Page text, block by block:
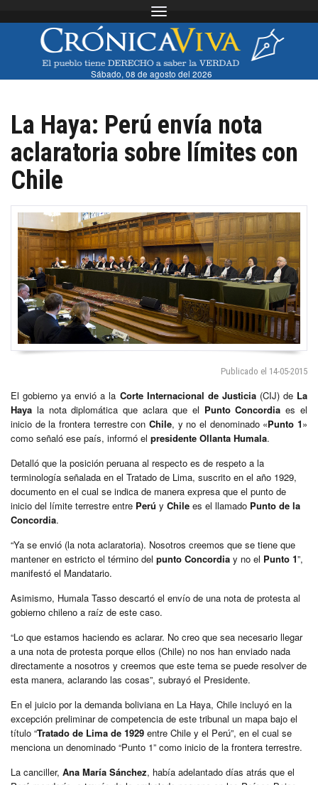
Toggle navigation
Sábado, 08 de agosto del 2026
La Haya: Perú envía nota
aclaratoria sobre límites con
Chile
Publicado el 14-05-2015
El gobierno ya envió a la Corte Internacional de Justicia(CIJ) de La
Haya la nota diplomática que aclara que el Punto Concordia es el
inicio de la frontera terrestre con Chile, y no el denominado «Punto 1»
como señaló ese país, informó el presidente Ollanta Humala.
Detalló que la posición peruana al respecto es de respeto a la
terminología señalada en el Tratado de Lima, suscrito en el año 1929,
documento en el cual se indica de manera expresa que el punto de
inicio del límite terrestre entre Perú y Chile es el llamado Punto de la
Concordia.
“Ya se envió (la nota aclaratoria). Nosotros creemos que se tiene que
mantener en estricto el término del punto Concordia y no el Punto 1”,
manifestó el Mandatario.
Asimismo, Humala Tasso descartó el envío de una nota de protesta al
gobierno chileno a raíz de este caso.
“Lo que estamos haciendo es aclarar. No creo que sea necesario llegar
a una nota de protesta porque ellos (Chile) no nos han enviado nada
directamente a nosotros y creemos que este tema se puede resolver de
esta manera, aclarando las cosas”, subrayó el Presidente.
En el juicio por la demanda boliviana en La Haya, Chile incluyó en la
excepción preliminar de competencia de este tribunal un mapa bajo el
título “Tratado de Lima de 1929 entre Chile y el Perú”, en el cual se
menciona un denominado “Punto 1” como inicio de la frontera terrestre.
La canciller, Ana María Sánchez, había adelantado días atrás que el